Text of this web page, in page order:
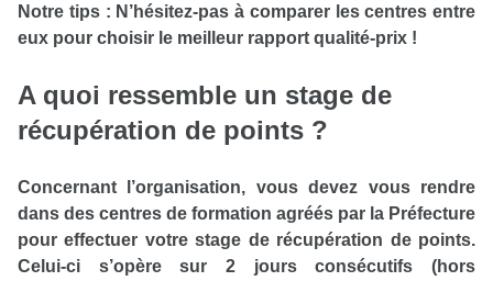
Notre tips: N’hésitez-pas à comparer les centres entre
eux pour choisir le meilleur rapport qualité-prix !
A quoi ressemble un stage de
récupération de points ?
Concernant l’organisation, vous devez vous rendre
dans des centres de formation agréés par la Préfecture
pour effectuer votre stage de récupération de points.
Celui-ci s’opère sur 2 jours consécutifs (hors